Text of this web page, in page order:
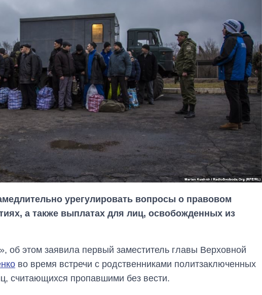
урегулировать вопросы о правовом
а также выплатах для лиц, освобожденных из
об этом заявила первый заместитель главы Верховной
во время встречи с родственниками политзаключенных
считающихся пропавшими без вести.